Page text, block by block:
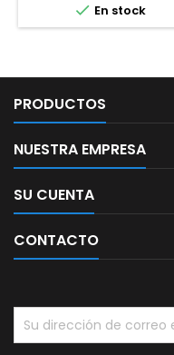
 En stock
PRODUCTOS
NUESTRA EMPRESA
SU CUENTA
CONTACTO